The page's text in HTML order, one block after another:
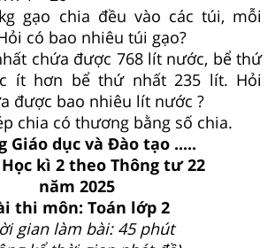
gạo chia đều vào các túi, mỗi
có bao nhiêu túi gạo?
chứa được 768 lít nước, bể thứ
ít hơn bể thứ nhất 235 lít. Hỏi
được bao nhiêu lít nước ?
chia có thương bằng số chia.
Giáo dục và Đào tạo .....
kì 2 theo Thông tư 22
năm 2025
thi môn: Toán lớp 2
gian làm bài: 45 phút